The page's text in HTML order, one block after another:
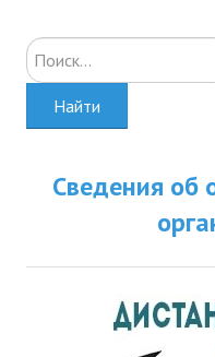
Искать...
Найти
Сведения об